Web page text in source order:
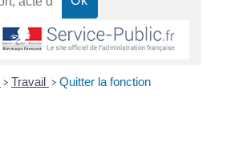
> Travail > Quitter la fonction